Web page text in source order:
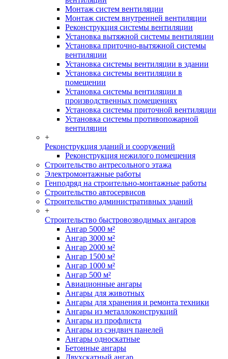
Монтаж систем вентиляции
Монтаж систем внутренней вентиляции
Реконструкция системы вентиляции
Установка вытяжной системы вентиляции
Установка приточно-вытяжной системы
вентиляции
Установка системы вентиляции в здании
Установка системы вентиляции в
помещении
Установка системы вентиляции в
производственных помещениях
Установка системы приточной вентиляции
Установка системы противопожарной
вентиляции
+
Реконструкция зданий и сооружений
Реконструкция нежилого помещения
Строительство антресольного этажа
Электромонтажные работы
Генподряд на строительно-монтажные работы
Строительство автосервисов
Строительство административных зданий
+
Строительство быстровозводимых ангаров
Ангар 5000 м²
Ангар 3000 м²
Ангар 2000 м²
Ангар 1500 м²
Ангар 1000 м²
Ангар 500 м²
Авиационные ангары
Ангары для животных
Ангары для хранения и ремонта техники
Ангары из металлоконструкций
Ангары из профлиста
Ангары из сэндвич панелей
Ангары односкатные
Бетонные ангары
Двухскатный ангар